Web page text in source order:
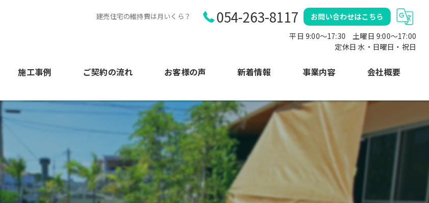
建売住宅の維持費は月いくら？ 054-263-8117
お問い合わせはこちら
平日 9:00～17:30 土曜日 9:00〜17:00
定休日 水・日曜日・祝日
施工事例 ご契約の流れ お客様の声 新着情報 事業内容 会社概要